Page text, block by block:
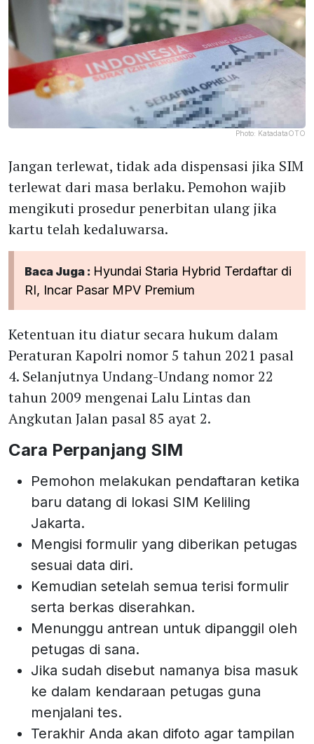
Photo: KatadataOTO
Jangan terlewat, tidak ada dispensasi jika SIM
terlewat dari masa berlaku. Pemohon wajib
mengikuti prosedur penerbitan ulang jika
kartu telah kedaluwarsa.
Baca Juga : Hyundai Staria Hybrid Terdaftar di
RI, Incar Pasar MPV Premium
Ketentuan itu diatur secara hukum dalam
Peraturan Kapolri nomor 5 tahun 2021 pasal
4. Selanjutnya Undang-Undang nomor 22
tahun 2009 mengenai Lalu Lintas dan
Angkutan Jalan pasal 85 ayat 2.
Cara Perpanjang SIM
Pemohon melakukan pendaftaran ketika
baru datang di lokasi SIM Keliling
Jakarta.
Mengisi formulir yang diberikan petugas
sesuai data diri.
Kemudian setelah semua terisi formulir
serta berkas diserahkan.
Menunggu antrean untuk dipanggil oleh
petugas di sana.
Jika sudah disebut namanya bisa masuk
ke dalam kendaraan petugas guna
menjalani tes.
Terakhir Anda akan difoto agar tampilan